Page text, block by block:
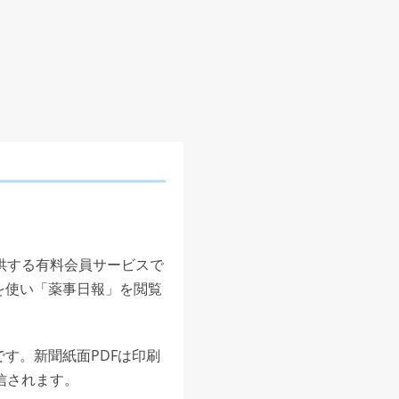
る有料会員サービスで
い「薬事日報」を閲覧
。新聞紙面PDFは印刷
れます。